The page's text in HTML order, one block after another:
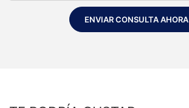
ENVIAR CONSULTA AHORA